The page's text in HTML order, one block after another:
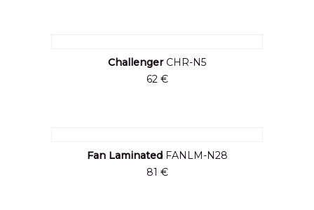
ChallengerCHR-N5
62 €
Fan LaminatedFANLM-N28
81 €